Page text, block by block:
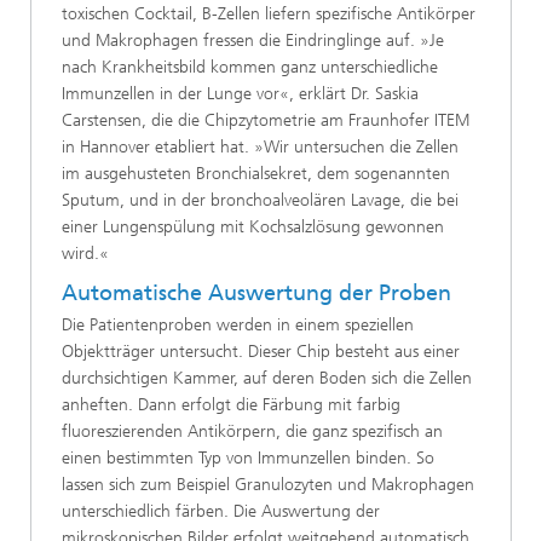
toxischen Cocktail, B-Zellen liefern spezifische Antikörper
und Makrophagen fressen die Eindringlinge auf. »Je
nach Krankheitsbild kommen ganz unterschiedliche
Immunzellen in der Lunge vor«, erklärt Dr. Saskia
Carstensen, die die Chipzytometrie am Fraunhofer ITEM
in Hannover etabliert hat. »Wir untersuchen die Zellen
im ausgehusteten Bronchialsekret, dem sogenannten
Sputum, und in der bronchoalveolären Lavage, die bei
einer Lungenspülung mit Kochsalzlösung gewonnen
wird.«
Automatische Auswertung der Proben
Die Patientenproben werden in einem speziellen
Objektträger untersucht. Dieser Chip besteht aus einer
durchsichtigen Kammer, auf deren Boden sich die Zellen
anheften. Dann erfolgt die Färbung mit farbig
fluoreszierenden Antikörpern, die ganz spezifisch an
einen bestimmten Typ von Immunzellen binden. So
lassen sich zum Beispiel Granulozyten und Makrophagen
unterschiedlich färben. Die Auswertung der